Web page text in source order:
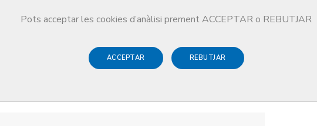
Pots acceptar les cookies d’anàlisi prement ACCEPTAR o REBUTJAR
ACCEPTAR REBUTJAR